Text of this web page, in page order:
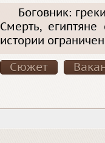
Боговник:
Смерть,
истории
Сюжет